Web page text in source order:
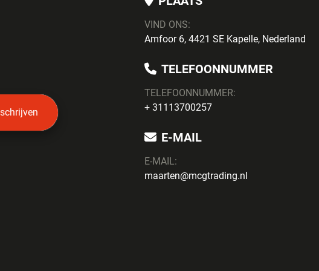
VIND ONS:
Amfoor 6, 4421 SE Kapelle, Nederland
TELEFOONNUMMER
TELEFOONNUMMER:
+ 31113700257
E-MAIL
E-MAIL:
maarten@mcgtrading.nl